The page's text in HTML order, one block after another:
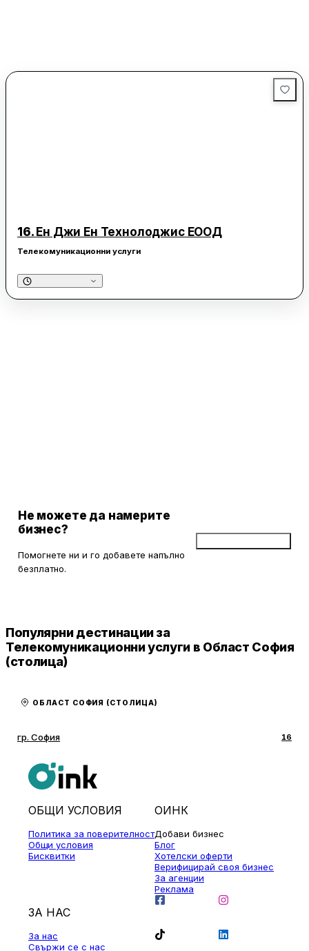
16. Ен Джи Ен Технолоджис ЕООД
Телекомуникационни услуги
Не можете да намерите
бизнес?
Помогнете ни и го добавете напълно
безплатно.
Популярни дестинации за
Телекомуникационни услуги в Област София
(столица)
ОБЛАСТ СОФИЯ (СТОЛИЦА)
гр. София 16
ОБЩИ УСЛОВИЯ
Политика за поверителност
Общи условия
Бисквитки
ОИНК
Добави бизнес
Блог
Хотелски оферти
Верифицирай своя бизнес
За агенции
Реклама
ЗА НАС
За нас
Свържи се с нас